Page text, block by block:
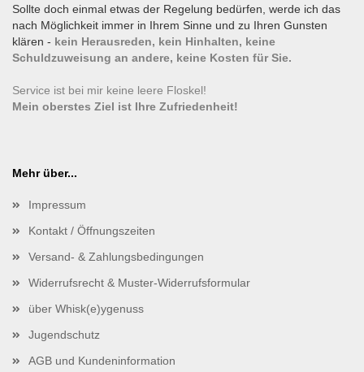
Sollte doch einmal etwas der Regelung bedürfen, werde ich das
nach Möglichkeit immer in Ihrem Sinne und zu Ihren Gunsten
klären - kein Herausreden, kein Hinhalten, keine
Schuldzuweisung an andere, keine Kosten für Sie.
Service ist bei mir keine leere Floskel!
Mein oberstes Ziel ist Ihre Zufriedenheit!
Mehr über...
Impressum
Kontakt / Öffnungszeiten
Versand- & Zahlungsbedingungen
Widerrufsrecht & Muster-Widerrufsformular
über Whisk(e)ygenuss
Jugendschutz
AGB und Kundeninformation